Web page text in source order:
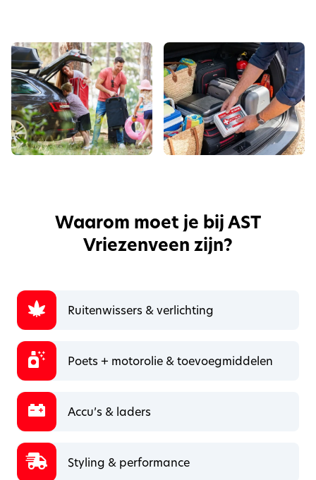
Waarom moet je bij AST
Vriezenveen zijn?
Ruitenwissers & verlichting
Poets + motorolie & toevoegmiddelen
Accu’s & laders
Styling & performance